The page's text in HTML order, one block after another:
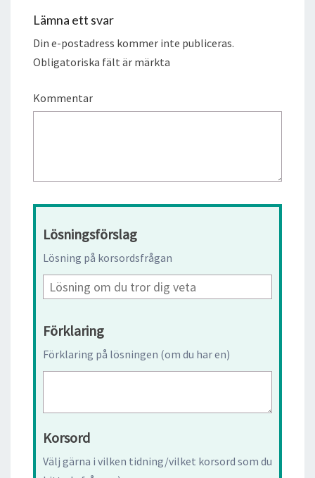
Lämna ett svar
Din e-postadress kommer inte publiceras.
Obligatoriska fält är märkta
Kommentar
Lösningsförslag
Lösning på korsordsfrågan
Förklaring
Förklaring på lösningen (om du har en)
Korsord
Välj gärna i vilken tidning/vilket korsord som du